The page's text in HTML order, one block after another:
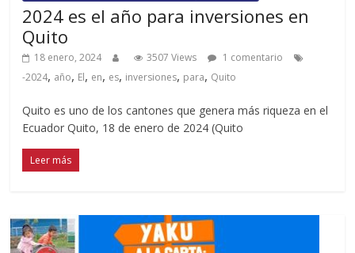
2024 es el año para inversiones en
Quito
18 enero, 2024 3507 Views
1 comentario
-2024, año, El, en, es, inversiones, para, Quito
Quito es uno de los cantones que genera más riqueza en el
Ecuador Quito, 18 de enero de 2024 (Quito
Leer más